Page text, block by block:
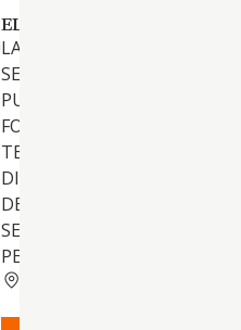
EL VOL DEL FLAMINGO S.L.
LA PRODUCCION DE
SERIES, FORMATOS
PUBLICITARIOS Y OTROS
FORMATOS; TANTO PARA
TELEVISION, PLATAFORMAS
DIGITALES O CUALQUIER
DE DISTRIBUCION. CNAE
SERVICIOS RELACIONADOS
PELICULAS, ETC